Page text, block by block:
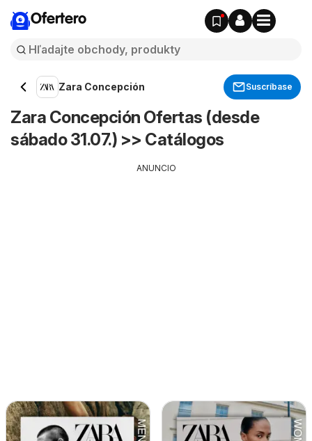
Ofertero
Zara Concepción Suscríbase
Zara Concepción Ofertas (desde
sábado 31.07.) >> Catálogos
ANUNCIO